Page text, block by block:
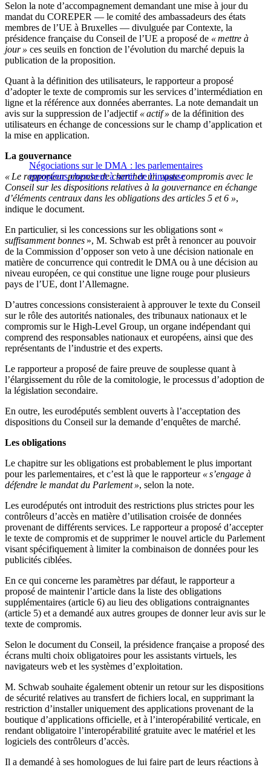
Selon la note d’accompagnement demandant une mise à jour du
mandat du COREPER — le comité des ambassadeurs des états
membres de l’UE à Bruxelles — divulguée par Contexte, la
présidence française du Conseil de l’UE a proposé de « mettre à
jour » ces seuils en fonction de l’évolution du marché depuis la
publication de la proposition.
Quant à la définition des utilisateurs, le rapporteur a proposé
d’adopter le texte de compromis sur les services d’intermédiation en
ligne et la référence aux données aberrantes. La note demandait un
avis sur la suppression de l’adjectif « actif » de la définition des
utilisateurs en échange de concessions sur le champ d’application et
la mise en application.
Négociations sur le DMA : les parlementaires
européens cherchent à sortir de l’impasse
La gouvernance
« Le rapporteur propose de chercher un vaste compromis avec le
Conseil sur les dispositions relatives à la gouvernance en échange
d’éléments centraux dans les obligations des articles 5 et 6 »,
indique le document.
En particulier, si les concessions sur les obligations sont «
suffisamment bonnes », M. Schwab est prêt à renoncer au pouvoir
de la Commission d’opposer son veto à une décision nationale en
matière de concurrence qui contredit le DMA ou à une décision au
niveau européen, ce qui constitue une ligne rouge pour plusieurs
pays de l’UE, dont l’Allemagne.
D’autres concessions consisteraient à approuver le texte du Conseil
sur le rôle des autorités nationales, des tribunaux nationaux et le
compromis sur le High-Level Group, un organe indépendant qui
comprend des responsables nationaux et européens, ainsi que des
représentants de l’industrie et des experts.
Le rapporteur a proposé de faire preuve de souplesse quant à
l’élargissement du rôle de la comitologie, le processus d’adoption de
la législation secondaire.
En outre, les eurodéputés semblent ouverts à l’acceptation des
dispositions du Conseil sur la demande d’enquêtes de marché.
Les obligations
Le chapitre sur les obligations est probablement le plus important
pour les parlementaires, et c’est là que le rapporteur « s’engage à
défendre le mandat du Parlement », selon la note.
Les eurodéputés ont introduit des restrictions plus strictes pour les
contrôleurs d’accès en matière d’utilisation croisée de données
provenant de différents services. Le rapporteur a proposé d’accepter
le texte de compromis et de supprimer le nouvel article du Parlement
visant spécifiquement à limiter la combinaison de données pour les
publicités ciblées.
En ce qui concerne les paramètres par défaut, le rapporteur a
proposé de maintenir l’article dans la liste des obligations
supplémentaires (article 6) au lieu des obligations contraignantes
(article 5) et a demandé aux autres groupes de donner leur avis sur le
texte de compromis.
Selon le document du Conseil, la présidence française a proposé des
écrans multi choix obligatoires pour les assistants virtuels, les
navigateurs web et les systèmes d’exploitation.
M. Schwab souhaite également obtenir un retour sur les dispositions
de sécurité relatives au transfert de fichiers local, en supprimant la
restriction d’installer uniquement des applications provenant de la
boutique d’applications officielle, et à l’interopérabilité verticale, en
rendant obligatoire l’interopérabilité gratuite avec le matériel et les
logiciels des contrôleurs d’accès.
Il a demandé à ses homologues de lui faire part de leurs réactions à